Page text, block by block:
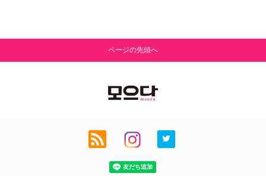
ページの先頭へ